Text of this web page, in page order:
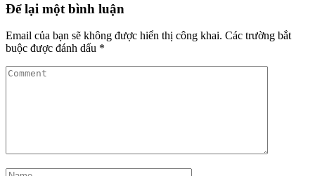
Để lại một bình luận
Email của bạn sẽ không được hiển thị công khai. Các trường bắt
buộc được đánh dấu *